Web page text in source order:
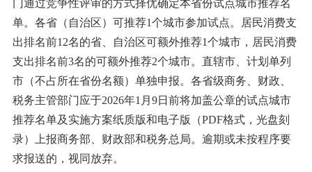
门通过竞争性评审的方式择优确定本省份试点城市推荐名
单。各省（自治区）可推荐1个城市参加试点。居民消费支
出排名前12名的省、自治区可额外推荐1个城市，居民消费
支出排名前3名的可额外推荐2个城市。直辖市、计划单列
市（不占所在省份名额）单独申报。各省级商务、财政、
税务主管部门应于2026年1月9日前将加盖公章的试点城市
推荐名单及实施方案纸质版和电子版（PDF格式，光盘刻
录）上报商务部、财政部和税务总局。逾期或未按程序要
求报送的，视同放弃。